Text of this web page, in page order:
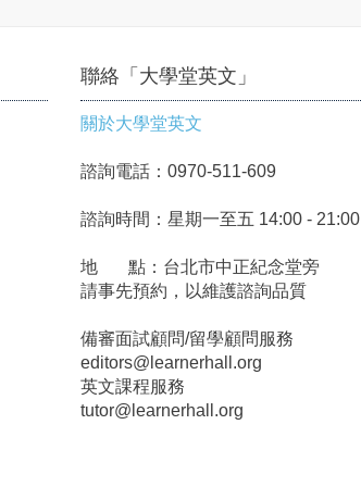
聯絡「大學堂英文」
關於大學堂英文
諮詢電話：0970-511-609
諮詢時間：星期一至五 14:00 - 21:00
地 點：台北市中正紀念堂旁
請事先預約，以維護諮詢品質
備審面試顧問/留學顧問服務
editors@learnerhall.org
英文課程服務
tutor@learnerhall.org